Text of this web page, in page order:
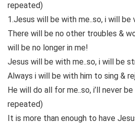
repeated)
1.Jesus will be with me..so, i will be
There will be no other troubles &
will be no longer in me!
Jesus will be with me..so, i will be
Always i will be with him to sing &
He will do all for me..so, i’ll never
repeated)
It is more than enough to have